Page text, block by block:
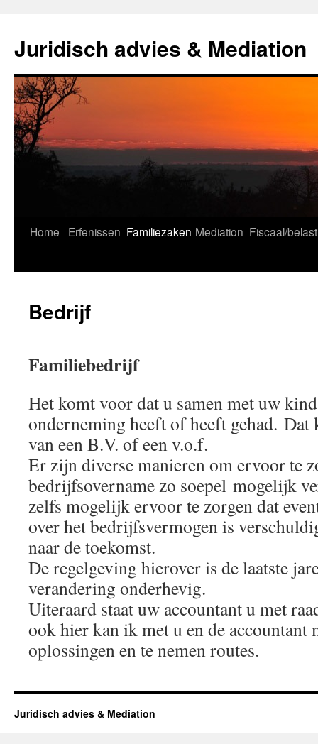
inhoud
Juridisch advies & Mediation
Home Erfenissen Familiezaken Mediation Fiscaal/
Bedrijf
Familiebedrijf
Het komt voor dat u samen met uw
onderneming heeft of heeft gehad.
van een B.V. of een v.o.f.
Er zijn diverse manieren om ervoor te
bedrijfsovername zo soepel mogelijk
zelfs mogelijk ervoor te zorgen dat
over het bedrijfsvermogen is
naar de toekomst.
De regelgeving hierover is de laatste
verandering onderhevig.
Uiteraard staat uw accountant u met
ook hier kan ik met u en de accountant
oplossingen en te nemen routes.
Juridisch advies & Mediation